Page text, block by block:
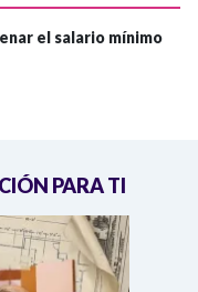
el salario mínimo
PARA TI